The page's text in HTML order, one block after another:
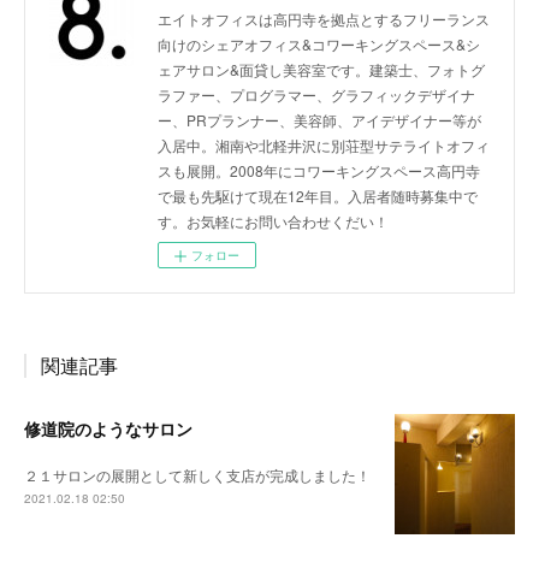
エイトオフィスは高円寺を拠点とするフリーランス
向けのシェアオフィス&コワーキングスペース&シ
ェアサロン&面貸し美容室です。建築士、フォトグ
ラファー、プログラマー、グラフィックデザイナ
ー、PRプランナー、美容師、アイデザイナー等が
入居中。湘南や北軽井沢に別荘型サテライトオフィ
スも展開。2008年にコワーキングスペース高円寺
で最も先駆けて現在12年目。入居者随時募集中で
す。お気軽にお問い合わせくだい！
フォロー
関連記事
修道院のようなサロン
２１サロンの展開として新しく支店が完成しました！
2021.02.18 02:50